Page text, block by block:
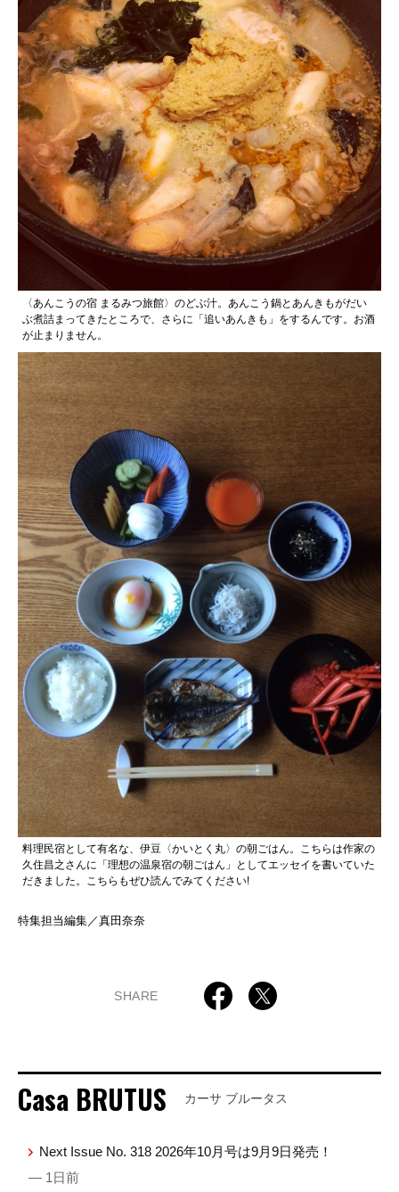
〈あんこうの宿 まるみつ旅館〉のどぶ汁。あんこう鍋とあんきもがだい
ぶ煮詰まってきたところで、さらに「追いあんきも」をするんです。お酒
が止まりません。
料理民宿として有名な、伊豆〈かいとく丸〉の朝ごはん。こちらは作家の
久住昌之さんに「理想の温泉宿の朝ごはん」としてエッセイを書いていた
だきました。こちらもぜひ読んでみてください!
特集担当編集／真田奈奈
SHARE
Casa BRUTUS カーサ ブルータス
Next Issue No. 318 2026年10月号は9月9日発売！
— 1日前